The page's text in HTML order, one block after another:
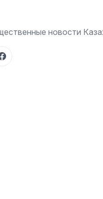
новости